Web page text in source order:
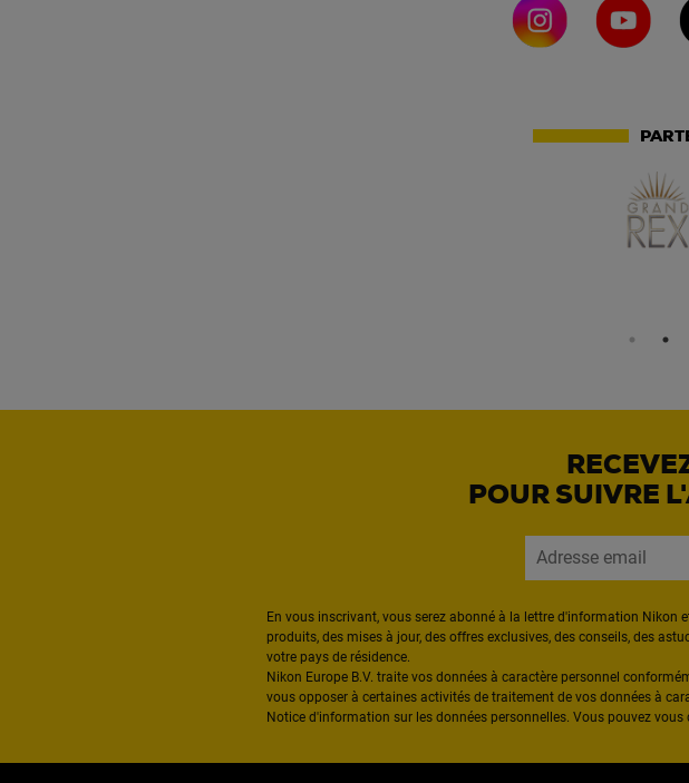
POUR SUIVRE
En vous inscrivant, vous serez abonné à la lettre d'information Nikon
produits, des mises à jour, des offres exclusives, des conseils, des
votre pays de résidence.
Nikon Europe B.V. traite vos données à caractère personnel
vous opposer à certaines activités de traitement de vos données à
Notice d'information sur les données personnelles. Vous pouvez